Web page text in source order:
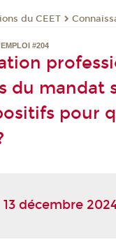
du CEET
#204
du mandat
pour
13 décembre